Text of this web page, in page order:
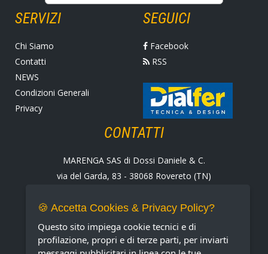
SERVIZI
Chi Siamo
Contatti
NEWS
Condizioni Generali
Privacy
SEGUICI
Facebook
RSS
CONTATTI
MARENGA SAS di Dossi Daniele & C.
via del Garda, 83 - 38068 Rovereto (TN)
Fax +39 0464 430938
E-mail: marenga@marenga.it
Partita IVA IT02232370227
🍪 Accetta Cookies & Privacy Policy?
Questo sito impiega cookie tecnici e di
profilazione, propri e di terze parti, per inviarti